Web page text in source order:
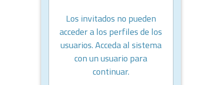
Los invitados no pueden
acceder a los perfiles de los
usuarios. Acceda al sistema
con un usuario para
continuar.